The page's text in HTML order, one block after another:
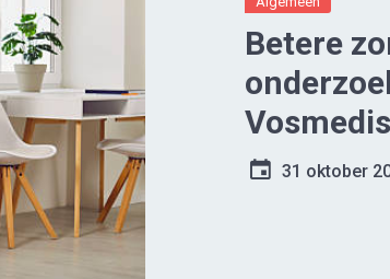
Betere
dicht bij
31 oktober